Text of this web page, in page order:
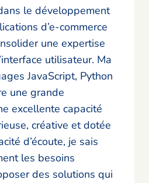
le développement
d’e-commerce
une expertise
utilisateur. Ma
JavaScript, Python
une grande
excellente capacité
créative et dotée
d’écoute, je sais
les besoins
des solutions qui